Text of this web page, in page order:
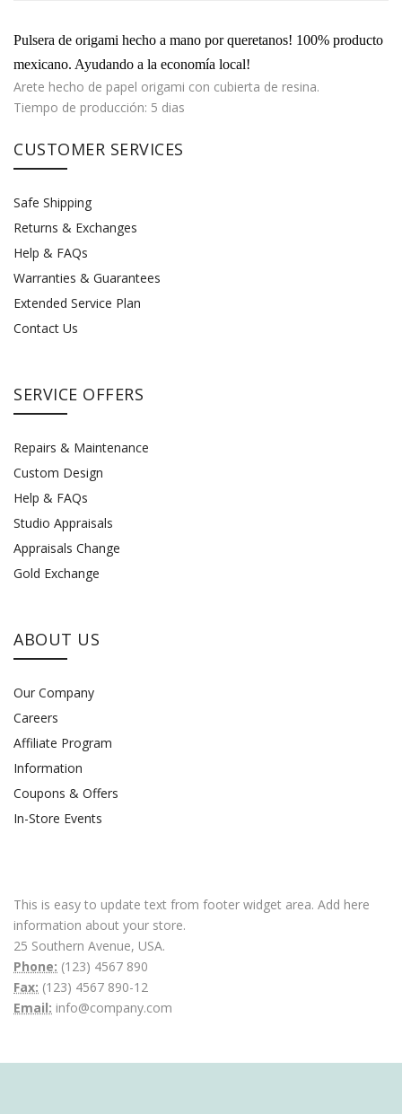
Facebook
Colibri"
on
Twitter
GooglePinterestLinkedIn
Pulsera de origami hecho a mano por queretanos! 100% producto
mexicano. Ayudando a la economía local!
Arete hecho de papel origami con cubierta de resina.
Tiempo de producción: 5 dias
INFORMACIÓN ADICIONAL
Color Colibrí
Color Relicario
No hay valoraciones aún.
SÉ EL PRIMERO EN VALORAR “1 PULSERA RELICARIO
CUSTOMER SERVICES
Safe Shipping
Returns & Exchanges
Help & FAQs
Warranties & Guarantees
Extended Service Plan
Contact Us
SERVICE OFFERS
Repairs & Maintenance
Custom Design
Help & FAQs
Studio Appraisals
Appraisals Change
Gold Exchange
ABOUT US
Our Company
Careers
Affiliate Program
Information
Coupons & Offers
In-Store Events
This is easy to update text from footer widget area. Add here
information about your store.
25 Southern Avenue, USA.
Phone: (123) 4567 890
Fax: (123) 4567 890-12
Email: info@company.com